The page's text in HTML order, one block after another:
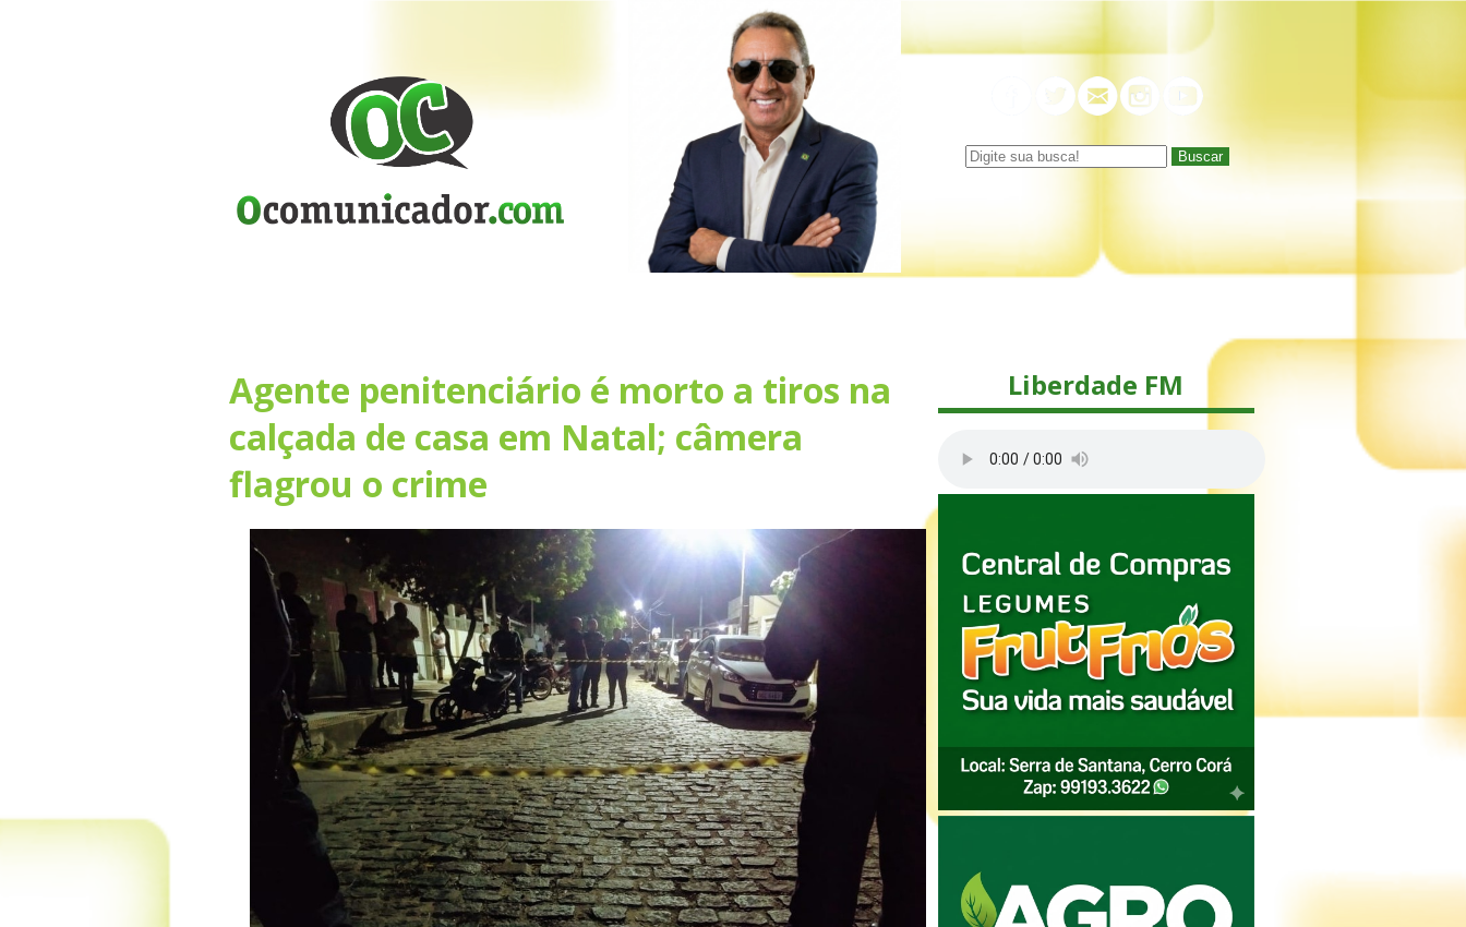
Buscar
Agente penitenciário é morto a tiros na
calçada de casa em Natal; câmera
flagrou o crime
Liberdade FM